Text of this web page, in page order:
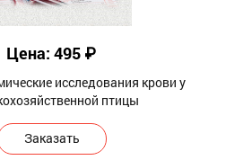
Цена: 495 ₽
исследования крови у
птицы
Заказать